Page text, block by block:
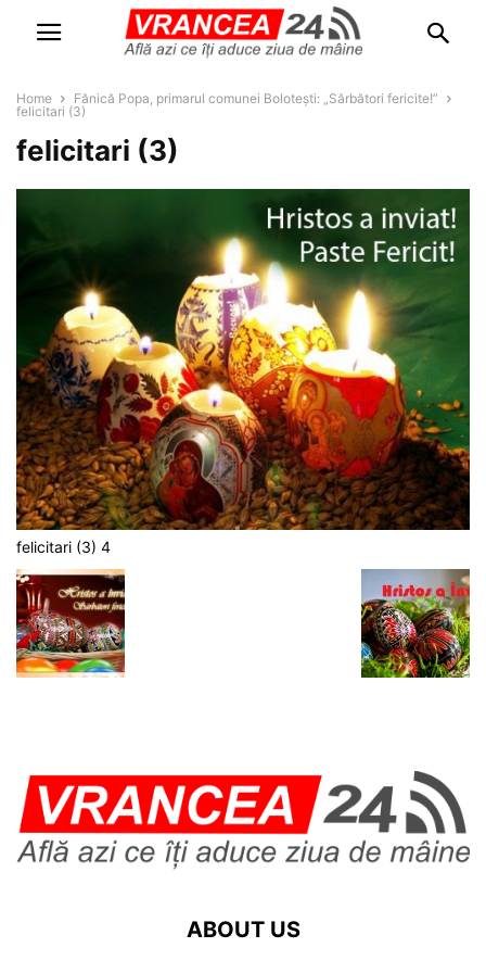
Home
Fănică Popa, primarul comunei Bolotești: „Sărbători fericite!”
felicitari (3)
felicitari (3)
felicitari (3) 4
ABOUT US